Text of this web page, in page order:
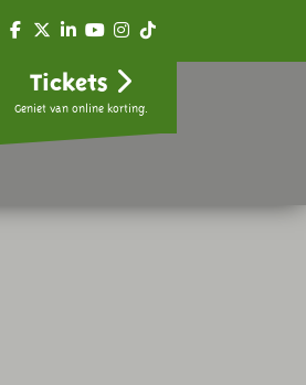
Tickets
Geniet van online korting.